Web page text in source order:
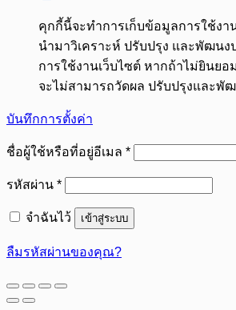
คุกกี้นี้จะทำการเก็บข้อมูลการใช้งา
นำมาวิเคราะห์ ปรับปรุง และพัฒน
การใช้งานเว็บไซต์ หากถ้าไม่ยินยอ
จะไม่สามารถวัดผล ปรับปรุงและพั
บันทึกการตั้งค่า
ชื่อผู้ใช้หรือที่อยู่อีเมล *ต้องการ
รหัสผ่าน *ต้องการ
จำฉันไว้ เข้าสู่ระบบ
ลืมรหัสผ่านของคุณ?